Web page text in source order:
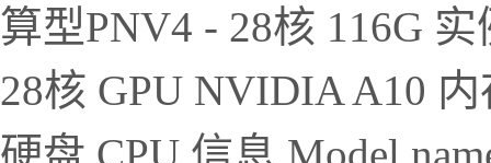
算型PNV4 - 28核 116G
28核 GPU NVIDIA A10